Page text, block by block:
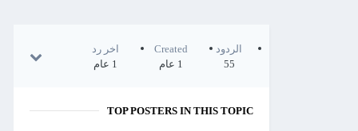
الردود
55
Created
1 عام
اخر رد
1 عام
TOP POSTERS IN THIS TOPIC